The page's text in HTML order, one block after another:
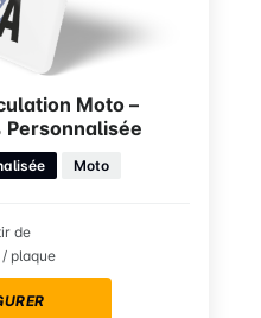
Moto –
Personnalisée
Moto
de
/ plaque